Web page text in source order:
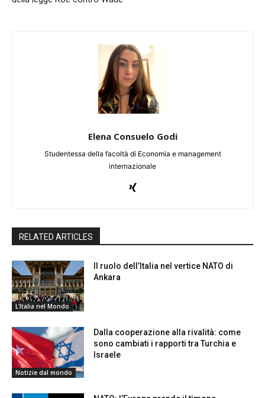
Elena Consuelo Godi
Studentessa della facoltà di Economia e management
internazionale
RELATED ARTICLES
L'Italia nel Mondo
Il ruolo dell’Italia nel vertice NATO di
Ankara
Notizie dal mondo
Dalla cooperazione alla rivalità: come
sono cambiati i rapporti tra Turchia e
Israele